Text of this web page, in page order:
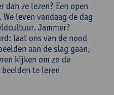
ze lezen? Een open
leven vandaag de dag
Jammer?
laat ons van de nood
aan de slag gaan,
kijken om zo de
te leren